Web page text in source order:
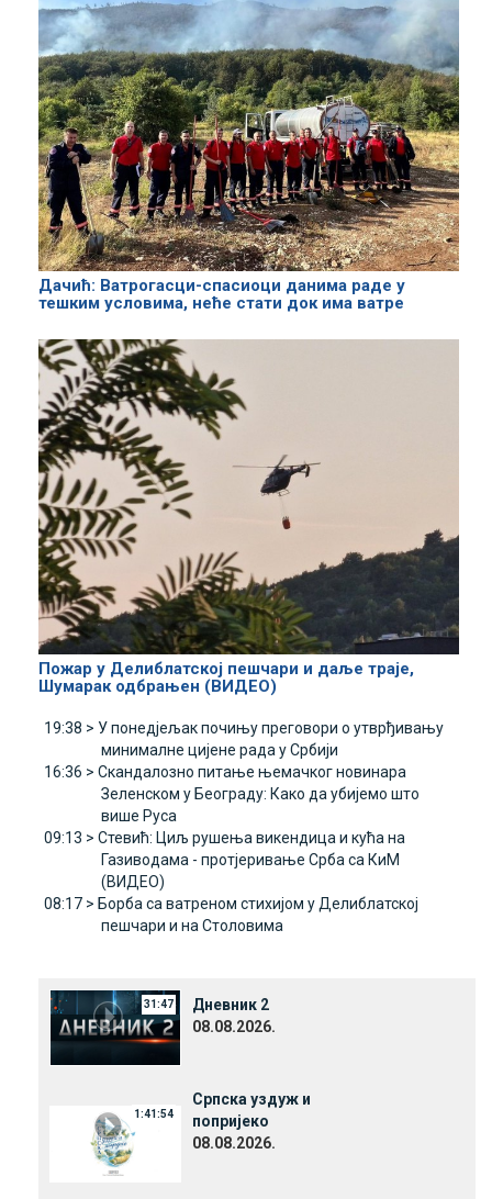
Дачић: Ватрогасци-спасиоци данима раде у
тешким условима, неће стати док има ватре
Пожар у Делиблатској пешчари и даље траје,
Шумарак одбрањен (ВИДЕО)
19:38 > У понедјељак почињу преговори о утврђивању
минималне цијене рада у Србији
16:36 > Скандалозно питање њемачког новинара
Зеленском у Београду: Како да убијемо што
више Руса
09:13 > Стевић: Циљ рушења викендица и кућа на
Газиводама - протјеривање Срба са КиМ
(ВИДЕО)
08:17 > Борба са ватреном стихијом у Делиблатској
пешчари и на Столовима
31:47
Дневник 2
08.08.2026.
1:41:54
Српска уздуж и
попријеко
08.08.2026.